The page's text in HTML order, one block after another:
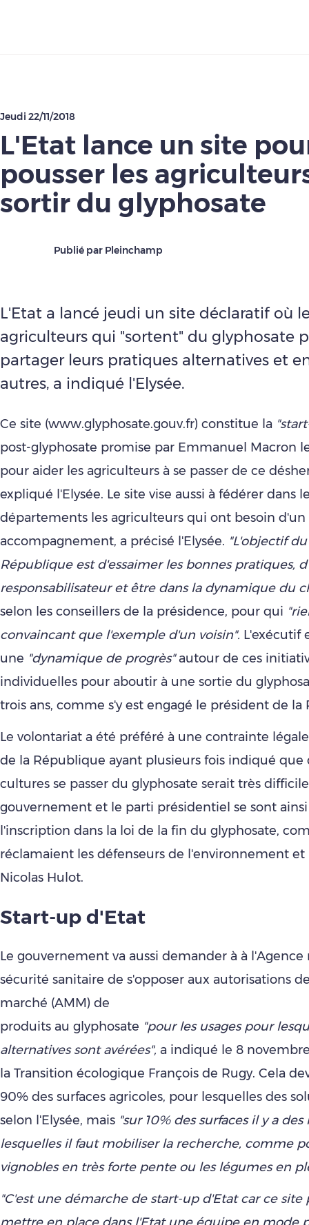
Jeudi 22/11/2018
L'Etat lance un site
pousser les
sortir du glyphosate
Publié par Pleinchamp
L'Etat a lancé jeudi un site déclaratif où
agriculteurs qui "sortent" du glyphosate
partager leurs pratiques alternatives et
autres, a indiqué l'Elysée.
Ce site (www.glyphosate.gouv.fr) constitue la
post-glyphosate promise par Emmanuel Macron
pour aider les agriculteurs à se passer de ce
expliqué l'Elysée. Le site vise aussi à fédérer dans
départements les agriculteurs qui ont besoin d'un
accompagnement, a précisé l'Elysée. "L'objectif
République est d'essaimer les bonnes pratiques,
responsabilisateur et être dans la dynamique du
selon les conseillers de la présidence, pour qui
convaincant que l'exemple d'un voisin". L'exécutif
une "dynamique de progrès"autour de ces
individuelles pour aboutir à une sortie du
trois ans, comme s'y est engagé le président de la
Le volontariat a été préféré à une contrainte
de la République ayant plusieurs fois indiqué que
cultures se passer du glyphosate serait très
gouvernement et le parti présidentiel se sont ainsi
l'inscription dans la loi de la fin du glyphosate,
réclamaient les défenseurs de l'environnement
Nicolas Hulot.
Start-up d'Etat
Le gouvernement va aussi demander à à
sécurité sanitaire de s'opposer aux autorisations
marché (AMM) de
produits au glyphosate "pour les usages pour
alternatives sont avérées", a indiqué le 8
la Transition écologique François de Rugy. Cela
90% des surfaces agricoles, pour lesquelles des
selon l'Elysée, mais "sur 10% des surfaces il y a des
lesquelles il faut mobiliser la recherche, comme
vignobles en très forte pente ou les légumes en
"C'est une démarche de start-up d'Etat car ce